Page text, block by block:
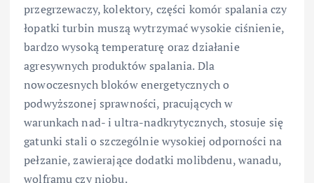
przegrzewaczy, kolektory, części komór spalania czy
łopatki turbin muszą wytrzymać wysokie ciśnienie,
bardzo wysoką temperaturę oraz działanie
agresywnych produktów spalania. Dla
nowoczesnych bloków energetycznych o
podwyższonej sprawności, pracujących w
warunkach nad- i ultra-nadkrytycznych, stosuje się
gatunki stali o szczególnie wysokiej odporności na
pełzanie, zawierające dodatki molibdenu, wanadu,
wolframu czy niobu.